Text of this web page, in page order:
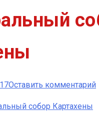
Оставить комментарийк